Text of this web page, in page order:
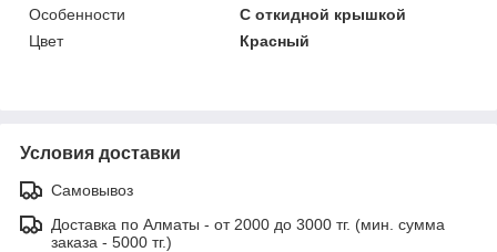
Особенности
С откидной крышкой
Цвет
Красный
Условия доставки
Самовывоз
Доставка по Алматы - от 2000 до 3000 тг. (мин. сумма
заказа - 5000 тг.)